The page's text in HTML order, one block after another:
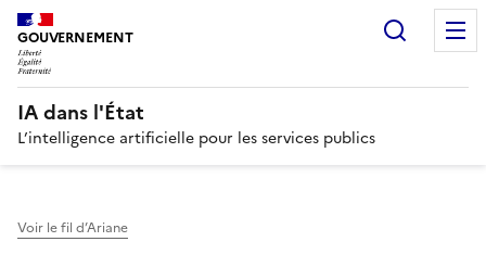
GOUVERNEMENT
IA dans l'État
L’intelligence artificielle pour les services publics
Voir le fil d’Ariane